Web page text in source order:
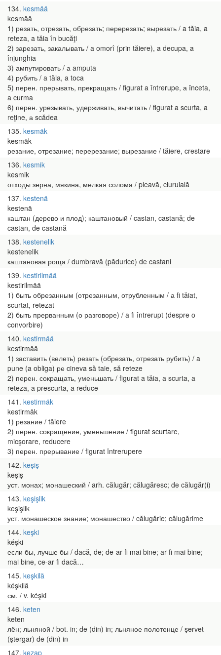
134 kesmää
kesmää
1) резать, отрезать, обрезать; перерезать; вырезать / a tăia, a
reteza, a tăia în bucăţi
2) зарезать, закалывать / a omorî (prin tăiere), a decupa, a
înjunghia
3) ампутировать / а amputa
4) рубить / a tăia, a toca
5) перен. прерывать, прекращать / figurat a întrerupe, а înceta,
a curma
6) перен. урезывать, удерживать, вычитать / figurat a scurta, a
reţine, а scădea
135 kesmäk
kesmäk
резание, отрезание; перерезание; вырезание / tăiere, crestare
136 kesmik
kesmik
отходы зерна, мякина, мелкая солома / pleavă, ciuruială
137 kestenä
kestenä
каштан (дерево и плод); каштановый / castan, castană; de
castan, de castană
138 kestenelik
kestenelik
каштановая роща / dumbravă (pădurice) de castani
139 kestirilmää
kestirilmää
1) быть обрезанным (отрезанным, отрубленным / а fi tăiat,
scurtat, retezat
2) быть прерванным (о разговоре) / a fi întrerupt (despre o
convorbire)
140 kestirmää
kestirmää
1) заставить (велеть) резать (обрезать, отрезать рубить) / a
pune (a obliga) ре cineva să taie, să reteze
2) перен. сокращать, уменьшать / figurat a tăia, a scurta, a
reteza, a prescurta, a reduce
141 kestirmäk
kestirmäk
1) резание / tăiere
2) перен. сокращение, уменьшение / figurat scurtare,
micşorare, reducere
3) перен. прерывание / figurat întrerupere
142 keşiş
keşiş
уст. монах; монашеский / arh. călugăr; călugăresc; de călugăr(i)
143 keşişlik
keşişlik
уст. монашеское знание; монашество / călugărie; călugărime
144 keşki
kéşki
если бы, лучше бы / dacă, de; de-ar fi mai bine; ar fi mai bine;
mai bine, ce-ar fi dacă…
145 keşkilä
kéşkilä
см. / v. kéşki
146 keten
keten
лён; льняной / bot. in; de (din) in; льняное полотенце / şervet
(ştergar) de (din) in
147 kezap